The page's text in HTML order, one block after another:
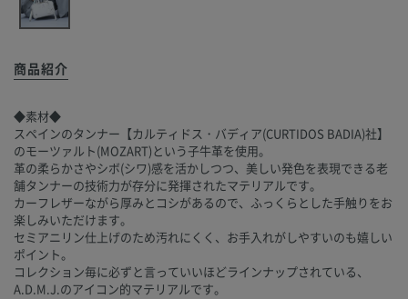
商品紹介
◆素材◆
スペインのタンナー【カルティドス・バディア(CURTIDOS BADIA)社】
のモーツァルト(MOZART)という子牛革を使用。
革の柔らかさやシボ(シワ)感を活かしつつ、美しい発色を表現できる老
舗タンナーの技術力が存分に発揮されたマテリアルです。
カーフレザーながら厚みとコシがあるので、ふっくらとした手触りをお
楽しみいただけます。
セミアニリン仕上げのため汚れにくく、お手入れがしやすいのも嬉しい
ポイント。
コレクション毎に必ずと言っていいほどラインナップされている、
A.D.M.J.のアイコン的マテリアルです。